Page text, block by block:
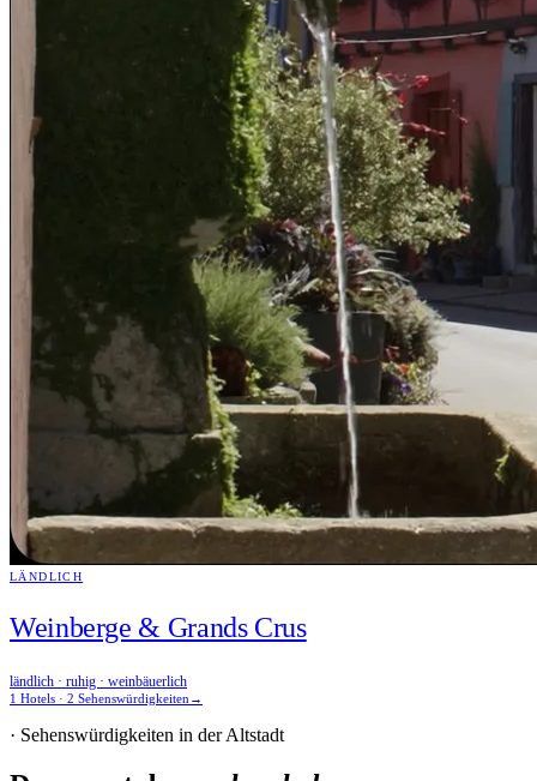
LÄNDLICH
Weinberge & Grands Crus
ländlich · ruhig · weinbäuerlich
1 Hotels · 2 Sehenswürdigkeiten →
· Sehenswürdigkeiten in der Altstadt